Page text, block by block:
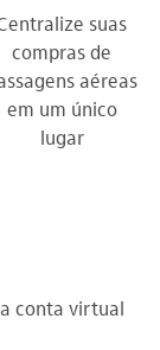
suas
compras de
aéreas
em um único
lugar
conta virtual